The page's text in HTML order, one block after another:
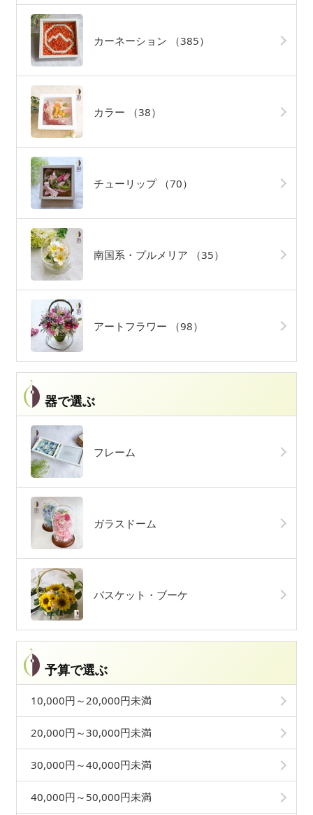
カーネーション （385）
カラー （38）
チューリップ （70）
南国系・プルメリア （35）
アートフラワー （98）
器で選ぶ
フレーム
ガラスドーム
バスケット・ブーケ
予算で選ぶ
10,000円～20,000円未満
20,000円～30,000円未満
30,000円～40,000円未満
40,000円～50,000円未満